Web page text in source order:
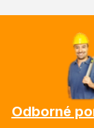
Odborné